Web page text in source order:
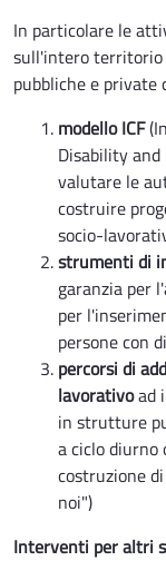
In particolare le
sull'intero territorio
pubbliche e private
modello ICF
Disability
valutare le
costruire
socio-
strumenti di
garanzia per
per
persone con
percorsi di
lavorativoad
in strutture
a ciclo diurno
costruzione
noi")
Interventi per altri